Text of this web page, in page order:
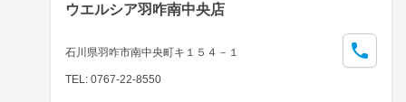
ウエルシア羽咋南中央店
石川県羽咋市南中央町キ１５４－１
TEL: 0767-22-8550